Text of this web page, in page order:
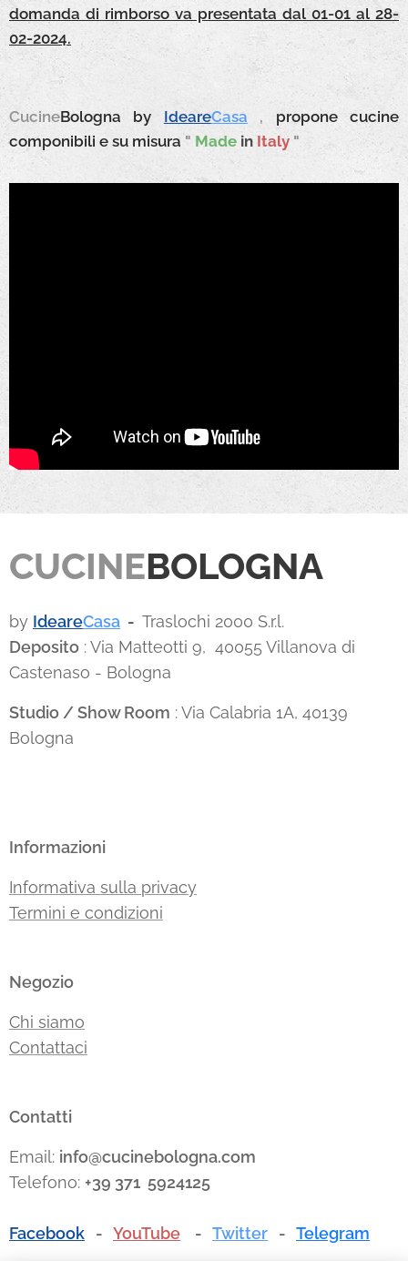
domanda di rimborso va presentata dal 01-01 al 28-
02-2024.
CucineBologna by IdeareCasa , propone cucine
componibili e su misura " Made inItaly "
CUCINEBOLOGNA
by IdeareCasa - Traslochi 2000 S.r.l.
Deposito : Via Matteotti 9, 40055 Villanova di
Castenaso - Bologna
Studio / Show Room : Via Calabria 1A, 40139
Bologna
Informazioni
Informativa sulla privacy
Termini e condizioni
Negozio
Chi siamo
Contattaci
Contatti
Email: info@cucinebologna.com
Telefono: +39 371 5924125
Facebook - YouTube - Twitter - Telegram